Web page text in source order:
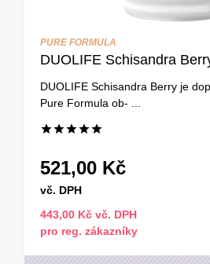
PURE FORMULA
DUOLIFE Schisandra
DUOLIFE Schisandra Berry je
Pure Formula ob- ...
521,00 Kč
vč. DPH
443,00 Kč vč. DPH
pro reg. zákazníky